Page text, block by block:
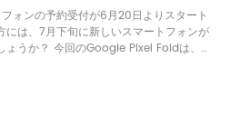
ォンの予約受付が6月20日よりスタート
には、7月下旬に新しいスマートフォンが
うか？ 今回のGoogle Pixel Foldは、
の...